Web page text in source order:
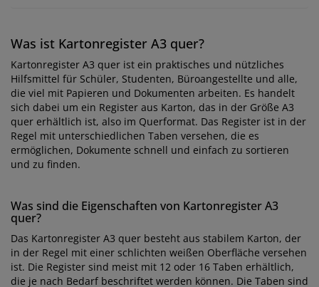
Was ist Kartonregister A3 quer?
Kartonregister A3 quer ist ein praktisches und nützliches
Hilfsmittel für Schüler, Studenten, Büroangestellte und alle,
die viel mit Papieren und Dokumenten arbeiten. Es handelt
sich dabei um ein Register aus Karton, das in der Größe A3
quer erhältlich ist, also im Querformat. Das Register ist in der
Regel mit unterschiedlichen Taben versehen, die es
ermöglichen, Dokumente schnell und einfach zu sortieren
und zu finden.
Was sind die Eigenschaften von Kartonregister A3
quer?
Das Kartonregister A3 quer besteht aus stabilem Karton, der
in der Regel mit einer schlichten weißen Oberfläche versehen
ist. Die Register sind meist mit 12 oder 16 Taben erhältlich,
die je nach Bedarf beschriftet werden können. Die Taben sind